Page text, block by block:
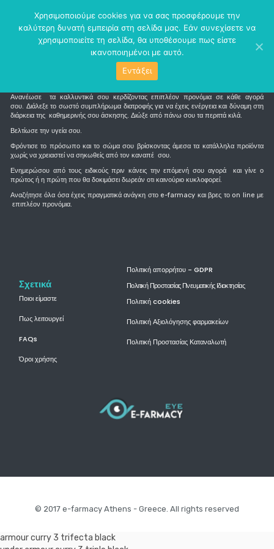
perm_identity
Τι είναι το e-farmacy
Ανανέωσε τα καλλυντικά σου κερδίζοντας επιπλέον προνόμια σε κάθε αγορά
σου. Διάλεξε το σωστό συμπλήρωμα διατροφής για να έχεις ενέργεια και δύναμη στη
διάρκεια της καθημερινής σου άσκησης. Διώξε από πάνω σου τα περιττά κιλά.
Βελτίωσε την υγεία σου.
Φρόντισε το πρόσωπο και το σώμα σου βρίσκοντας άμεσα τα κατάλληλα προϊόντα
χωρίς να χρειαστεί να σηκωθείς από τον καναπέ σου.
Ενημερώσου από τους ειδικούς πριν κάνεις την επόμενή σου αγορά και γίνε ο
πρώτος ή η πρώτη που θα δοκιμάσει δωρεάν οτι καινούριο κυκλοφορεί.
Αναζήτησε όλα όσα έχεις πραγματικά ανάγκη στο e-farmacy και βρες το on line με
επιπλέον προνόμια.
Σχετικά
Ποιοι είμαστε
Πως λειτουργεί
FAQs
Όροι χρήσης
Πολιτική απορρήτου - GDPR
Πολιτική Προστασίας Πνευματικής Ιδιοκτησίας
Πολιτική cookies
Πολιτική Αξιολόγησης φαρμακείων
Πολιτική Προστασίας Καταναλωτή
© 2017 e-farmacy Athens - Greece. All rights reserved
armour curry 3 trifecta black
Χρησιμοποιούμε cookies για να σας προσφέρουμε την
καλύτερη δυνατή εμπειρία στη σελίδα μας. Εάν συνεχίσετε να
χρησιμοποιείτε τη σελίδα, θα υποθέσουμε πως είστε
ικανοποιημένοι με αυτό.
Εντάξει